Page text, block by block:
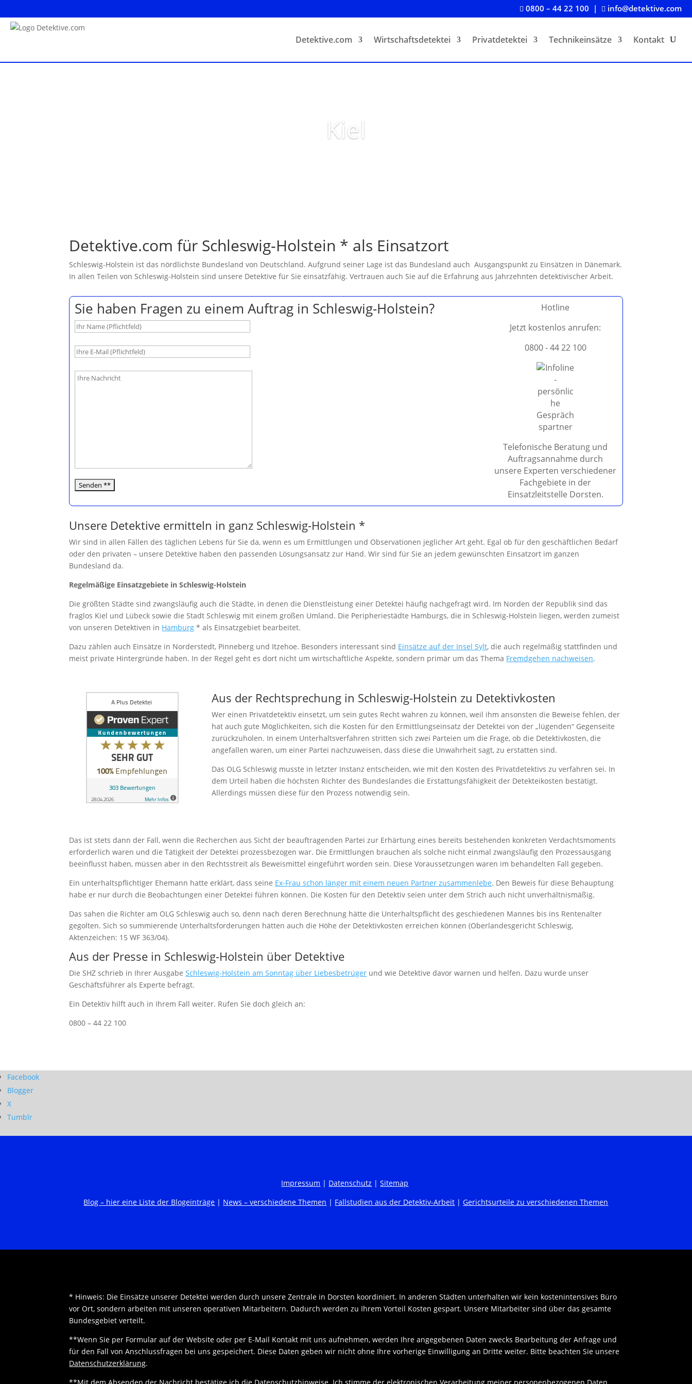
 0800 – 44 22 100 |  info@detektive.com
Detektive.com Wirtschaftsdetektei Privatdetektei Technikeinsätze Kontakt
Kiel
Detektive.com für Schleswig-Holstein * als Einsatzort
Schleswig-Holstein ist das nördlichste Bundesland von Deutschland. Aufgrund seiner Lage ist das Bundesland auch Ausgangspunkt zu Einsätzen in Dänemark.
In allen Teilen von Schleswig-Holstein sind unsere Detektive für Sie einsatzfähig. Vertrauen auch Sie auf die Erfahrung aus Jahrzehnten detektivischer Arbeit.
Sie haben Fragen zu einem Auftrag in Schleswig-Holstein?
e
d
i
e
e
s
F
e
d
l
e
e
.
Hotline
Jetzt kostenlos anrufen:
0800 - 44 22 100
Telefonische Beratung und
Auftragsannahme durch
unsere Experten verschiedener
Fachgebiete in der
Einsatzleitstelle Dorsten.
Unsere Detektive ermitteln in ganz Schleswig-Holstein *
Wir sind in allen Fällen des täglichen Lebens für Sie da, wenn es um Ermittlungen und Observationen jeglicher Art geht. Egal ob für den geschäftlichen Bedarf
oder den privaten – unsere Detektive haben den passenden Lösungsansatz zur Hand. Wir sind für Sie an jedem gewünschten Einsatzort im ganzen
Bundesland da.
Regelmäßige Einsatzgebiete in Schleswig-Holstein
Die größten Städte sind zwangsläufig auch die Städte, in denen die Dienstleistung einer Detektei häufig nachgefragt wird. Im Norden der Republik sind das
fraglos Kiel und Lübeck sowie die Stadt Schleswig mit einem großen Umland. Die Peripheriestädte Hamburgs, die in Schleswig-Holstein liegen, werden zumeist
von unseren Detektiven in Hamburg * als Einsatzgebiet bearbeitet.
Dazu zählen auch Einsätze in Norderstedt, Pinneberg und Itzehoe. Besonders interessant sind Einsätze auf der Insel Sylt, die auch regelmäßig stattfinden und
meist private Hintergründe haben. In der Regel geht es dort nicht um wirtschaftliche Aspekte, sondern primär um das Thema Fremdgehen nachweisen.
Aus der Rechtsprechung in Schleswig-Holstein zu Detektivkosten
Wer einen Privatdetektiv einsetzt, um sein gutes Recht wahren zu können, weil ihm ansonsten die Beweise fehlen, der
hat auch gute Möglichkeiten, sich die Kosten für den Ermittlungseinsatz der Detektei von der „lügenden“ Gegenseite
zurückzuholen. In einem Unterhaltsverfahren stritten sich zwei Parteien um die Frage, ob die Detektivkosten, die
angefallen waren, um einer Partei nachzuweisen, dass diese die Unwahrheit sagt, zu erstatten sind.
Das OLG Schleswig musste in letzter Instanz entscheiden, wie mit den Kosten des Privatdetektivs zu verfahren sei. In
dem Urteil haben die höchsten Richter des Bundeslandes die Erstattungsfähigkeit der Detekteikosten bestätigt.
Allerdings müssen diese für den Prozess notwendig sein.
Das ist stets dann der Fall, wenn die Recherchen aus Sicht der beauftragenden Partei zur Erhärtung eines bereits bestehenden konkreten Verdachtsmoments
erforderlich waren und die Tätigkeit der Detektei prozessbezogen war. Die Ermittlungen brauchen als solche nicht einmal zwangsläufig den Prozessausgang
beeinflusst haben, müssen aber in den Rechtsstreit als Beweismittel eingeführt worden sein. Diese Voraussetzungen waren im behandelten Fall gegeben.
Ein unterhaltspflichtiger Ehemann hatte erklärt, dass seine Ex-Frau schon länger mit einem neuen Partner zusammenlebe. Den Beweis für diese Behauptung
habe er nur durch die Beobachtungen einer Detektei führen können. Die Kosten für den Detektiv seien unter dem Strich auch nicht unverhältnismäßig.
Das sahen die Richter am OLG Schleswig auch so, denn nach deren Berechnung hätte die Unterhaltspflicht des geschiedenen Mannes bis ins Rentenalter
gegolten. Sich so summierende Unterhaltsforderungen hätten auch die Höhe der Detektivkosten erreichen können (Oberlandesgericht Schleswig,
Aktenzeichen: 15 WF 363/04).
Aus der Presse in Schleswig-Holstein über Detektive
Die SHZ schrieb in Ihrer AusgabeSchleswig-Holstein am Sonntag über Liebesbetrüger und wie Detektive davor warnen und helfen. Dazu wurde unser
Geschäftsführer als Experte befragt.
Ein Detektiv hilft auch in Ihrem Fall weiter. Rufen Sie doch gleich an:
0800 – 44 22 100
Facebook
Blogger
X
Tumblr
Impressum | Datenschutz |Sitemap
Blog – hier eine Liste der Blogeinträge | News – verschiedene Themen | Fallstudien aus der Detektiv-Arbeit |Gerichtsurteile zu verschiedenen Themen
* Hinweis: Die Einsätze unserer Detektei werden durch unsere Zentrale in Dorsten koordiniert. In anderen Städten unterhalten wir kein kostenintensives Büro
vor Ort, sondern arbeiten mit unseren operativen Mitarbeitern. Dadurch werden zu Ihrem Vorteil Kosten gespart. Unsere Mitarbeiter sind über das gesamte
Bundesgebiet verteilt.
**Wenn Sie per Formular auf der Website oder per E-Mail Kontakt mit uns aufnehmen, werden Ihre angegebenen Daten zwecks Bearbeitung der Anfrage und
für den Fall von Anschlussfragen bei uns gespeichert. Diese Daten geben wir nicht ohne Ihre vorherige Einwilligung an Dritte weiter. Bitte beachten Sie unsere
Datenschutzerklärung.